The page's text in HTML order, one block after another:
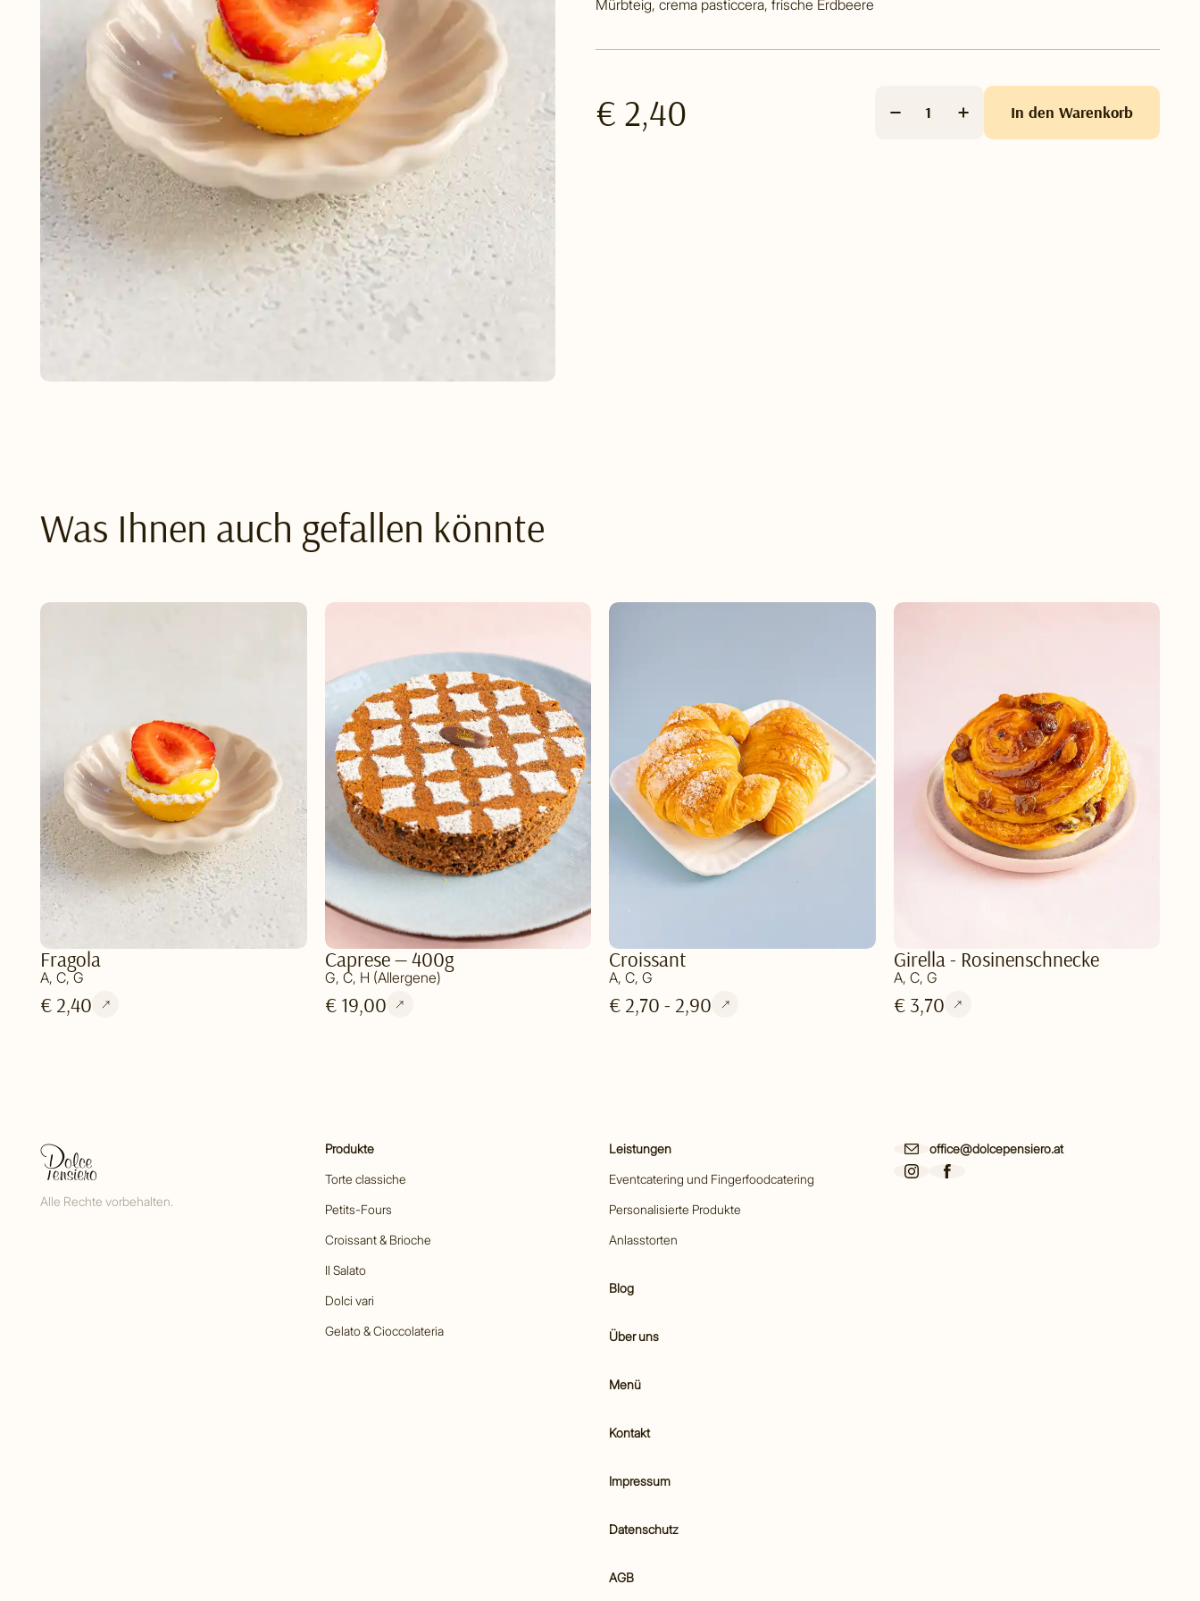
Mürbteig, crema pasticcera, frische Erdbeere
€ 2,40 In den Warenkorb
Was Ihnen auch gefallen könnte
Fragola
A, C, G
€ 2,40
Caprese — 400g
G, C, H (Allergene)
€ 19,00
Croissant
A, C, G
€ 2,70 - 2,90
Girella - Rosinenschnecke
A, C, G
€ 3,70
Alle Rechte vorbehalten.
Produkte
Torte classiche
Petits-Fours
Croissant & Brioche
Il Salato
Dolci vari
Gelato & Cioccolateria
Leistungen
Eventcatering und Fingerfoodcatering
Personalisierte Produkte
Anlasstorten
Blog
Über uns
Menü
Kontakt
Impressum
Datenschutz
AGB
office@dolcepensiero.at